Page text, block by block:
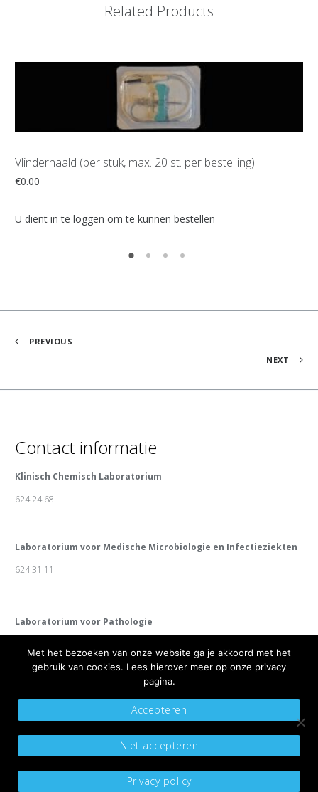
Related Products
Add to Cart
Vlindernaald (per stuk, max. 20 st. per bestelling)
€0.00
U dient in te loggen om te kunnen bestellen
PREVIOUS
NEXT
Contact informatie
Klinisch Chemisch Laboratorium
624 24 68
Laboratorium voor Medische Microbiologie en Infectieziekten
624 31 11
Laboratorium voor Pathologie
Copyright 2019 DiagnosepuntAlgemene voorwaarden
Sitemap
Ontwikkeld door Best4u Group B.V.
Met het bezoeken van onze website ga je akkoord met het
gebruik van cookies. Lees hierover meer op onze privacy
pagina.
Accepteren
Niet accepteren
Privacy policy